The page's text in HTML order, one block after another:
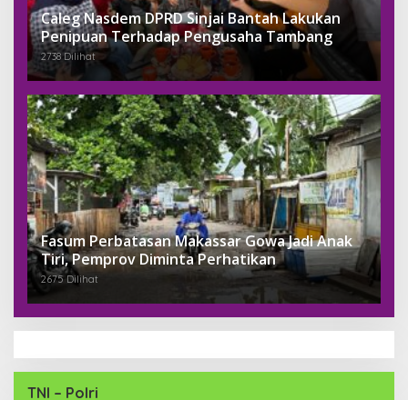
Caleg Nasdem DPRD Sinjai Bantah Lakukan
Penipuan Terhadap Pengusaha Tambang
2738 Dilihat
Fasum Perbatasan Makassar Gowa Jadi Anak
Tiri, Pemprov Diminta Perhatikan
2675 Dilihat
TNI – Polri